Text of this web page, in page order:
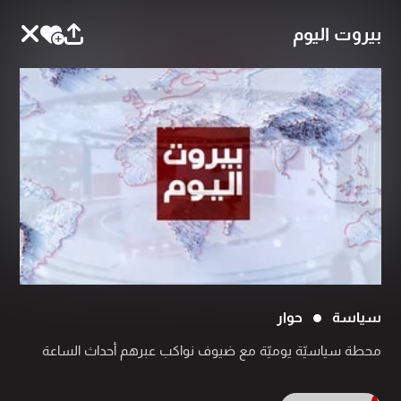
بيروت اليوم
سياسة حوار
محطة سياسيّة يوميّة مع ضيوف نواكب عبرهم أحداث الساعة